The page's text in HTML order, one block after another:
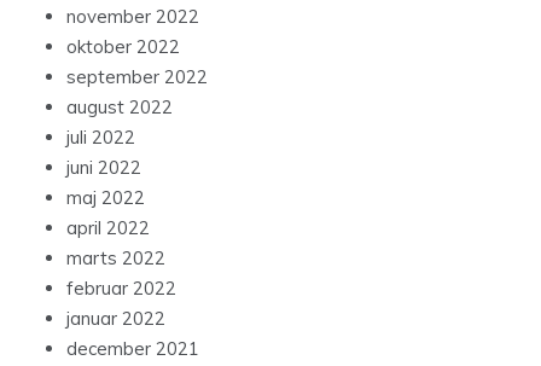
november 2022
oktober 2022
september 2022
august 2022
juli 2022
juni 2022
maj 2022
april 2022
marts 2022
februar 2022
januar 2022
december 2021